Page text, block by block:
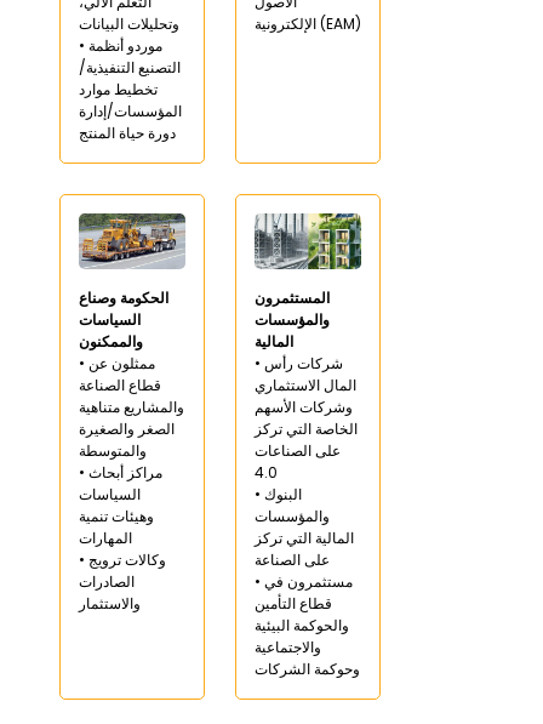
وتحليلات البيانات
• موردو أنظمة
التصنيع التنفيذية/
تخطيط موارد
المؤسسات/إدارة
دورة حياة المنتج
الإلكترونية (EAM)
الحكومة وصناع
السياسات
والممكنون
• ممثلون عن
قطاع الصناعة
والمشاريع متناهية
الصغر والصغيرة
والمتوسطة
• مراكز أبحاث
السياسات
وهيئات تنمية
المهارات
• وكالات ترويج
الصادرات
والاستثمار
المستثمرون
والمؤسسات
المالية
• شركات رأس
المال الاستثماري
وشركات الأسهم
الخاصة التي تركز
على الصناعات
4.0
• البنوك
والمؤسسات
المالية التي تركز
على الصناعة
• مستثمرون في
قطاع التأمين
والحوكمة البيئية
والاجتماعية
وحوكمة الشركات